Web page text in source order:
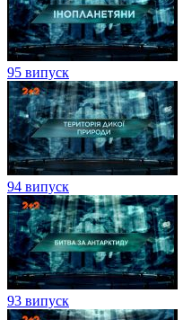
95 випуск
94 випуск
93 випуск